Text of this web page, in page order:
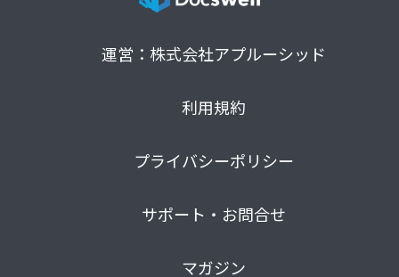
運営：株式会社アプルーシッド
利用規約
プライバシーポリシー
サポート・お問合せ
マガジン